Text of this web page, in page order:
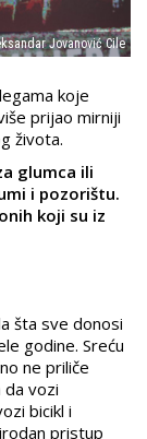
Jovanović Cile
koje
prijao mirniji
života.
glumca ili
i pozorištu.
koji su iz
šta sve donosi
godine. Sreću
ne priliče
da vozi
bicikl i
pristup